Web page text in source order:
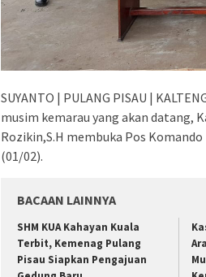
SUYANTO | PULANG PISAU |
musim kemarau yang akan datang,
Rozikin,S.H membuka Pos
(01/02).
BACAAN LAINNYA
SHM KUA Kahayan Kuala
Terbit, Kemenag Pulang
Pisau Siapkan Pengajuan